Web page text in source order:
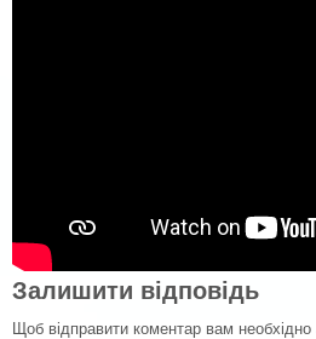
Залишити відповідь
Щоб відправити коментар вам необхідно